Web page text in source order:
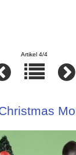
Artikel 4/4